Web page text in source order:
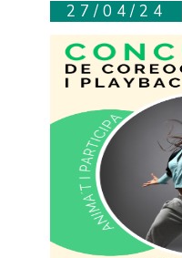
27/04/24